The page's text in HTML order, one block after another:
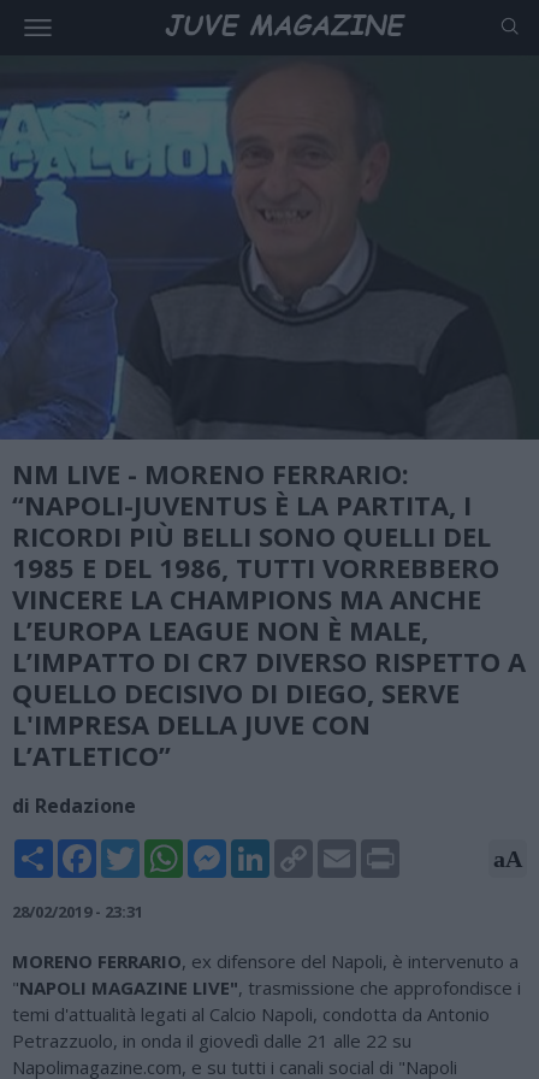
NM LIVE - MORENO FERRARIO:
“NAPOLI-JUVENTUS È LA PARTITA, I
RICORDI PIÙ BELLI SONO QUELLI DEL
1985 E DEL 1986, TUTTI VORREBBERO
VINCERE LA CHAMPIONS MA ANCHE
L’EUROPA LEAGUE NON È MALE,
L’IMPATTO DI CR7 DIVERSO RISPETTO A
QUELLO DECISIVO DI DIEGO, SERVE
L'IMPRESA DELLA JUVE CON
L’ATLETICO”
di Redazione
Share FacebookTwitterWhatsAppMessengerLinkedInCopy
Link
Email aA
28/02/2019 - 23:31
MORENO FERRARIO, ex difensore del Napoli, è intervenuto a
"NAPOLI MAGAZINE LIVE", trasmissione che approfondisce i
temi d'attualità legati al Calcio Napoli, condotta da Antonio
Petrazzuolo, in onda il giovedì dalle 21 alle 22 su
Napolimagazine.com, e su tutti i canali social di "Napoli